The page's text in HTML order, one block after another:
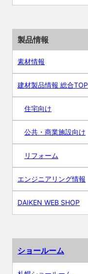
製品情報
素材情報
建材製品情報 総合TOP
住宅向け
公共・商業施設向け
リフォーム
エンジニアリング情報
DAIKEN WEB SHOP
ショールーム